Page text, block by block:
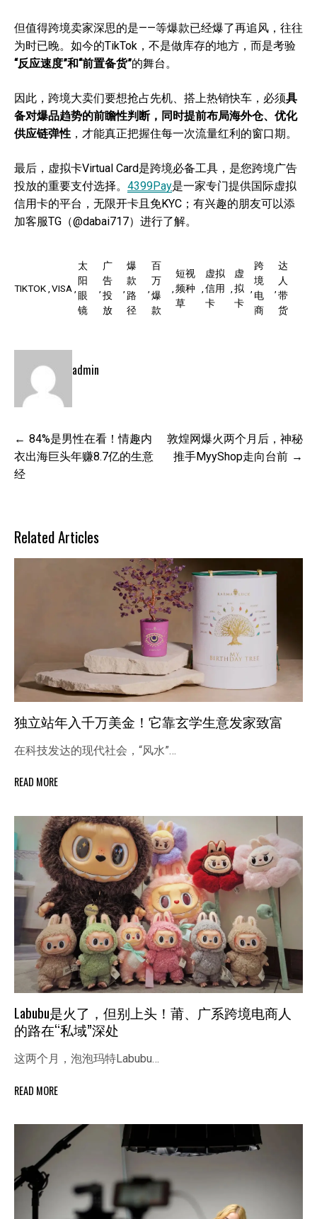
但值得跨境卖家深思的是——等爆款已经爆了再追风，往往
为时已晚。如今的TikTok，不是做库存的地方，而是考验
“反应速度”和“前置备货”的舞台。
因此，跨境大卖们要想抢占先机、搭上热销快车，必须具
备对爆品趋势的前瞻性判断，同时提前布局海外仓、优化
供应链弹性 ，才能真正把握住每一次流量红利的窗口期。
最后，虚拟卡Virtual Card是跨境必备工具，是您跨境广告
投放的重要支付选择。 4399Pay是一家专门提供国际虚拟
信用卡的平台，无限开卡且免KYC；有兴趣的朋友可以添
加客服TG（@dabai717）进行了解。
TIKTOK VISA
太
阳
眼
镜
广
告
投
放
爆
款
路
径
百
万
爆
款
短视
频种
草
虚拟
信用
卡
虚
拟
卡
跨
境
电
商
达
人
带
货
admin
文
章
导
84%是男性在看！情趣内
衣出海巨头年赚8.7亿的生意
经
敦煌网爆火两个月后，神秘
推手MyyShop走向台前
Related Articles
独立站年入千万美金！它靠玄学生意发家致富
在科技发达的现代社会，“风水”…
READ MORE
Labubu是火了，但别上头！莆、广系跨境电商人
的路在“私域”深处
这两个月，泡泡玛特Labubu…
READ MORE